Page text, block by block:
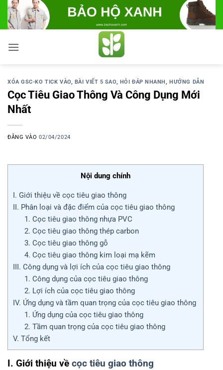
Bỏ
qua
nội
dung
XÓA GSC-KO TICK VÀO, BÀI VIẾT 5 SAO, HỎI ĐÁP NHANH, HƯỚNG DẪN
Cọc Tiêu Giao Thông Và Công Dụng Mới
Nhất
ĐĂNG VÀO02/04/2024
Nội dung chính
I. Giới thiệu về cọc tiêu giao thông
II. Phân loại và đặc điểm của cọc tiêu giao thông
1. Cọc tiêu giao thông nhựa PVC
2. Cọc tiêu giao thông thép carbon
3. Cọc tiêu giao thông gỗ
4. Cọc tiêu giao thông kim loại mạ kẽm
III. Công dụng và lợi ích của cọc tiêu giao thông
1. Công dụng của cọc tiêu giao thông
2. Lợi ích của cọc tiêu giao thông
IV. Ứng dụng và tầm quan trọng của cọc tiêu giao thông
1. Ứng dụng của cọc tiêu giao thông
2. Tầm quan trọng của cọc tiêu giao thông
V. Tổng kết
I. Giới thiệu về cọc tiêu giao thông